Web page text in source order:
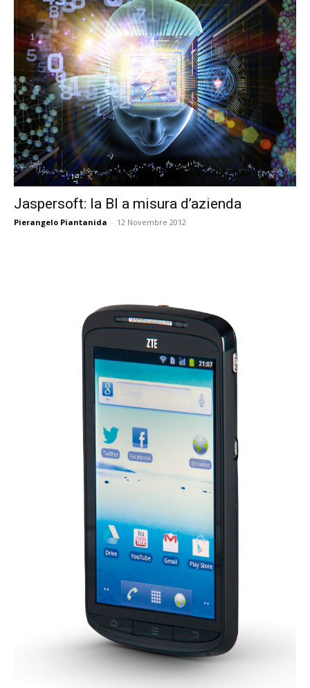
Jaspersoft: la BI a misura d’azienda
Pierangelo Piantanida - 12 Novembre 2012